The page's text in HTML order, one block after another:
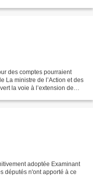
des comptes pourraient
La ministre de l’Action et des
la voie à l’extension de
adoptée Examinant
députés n'ont apporté à ce